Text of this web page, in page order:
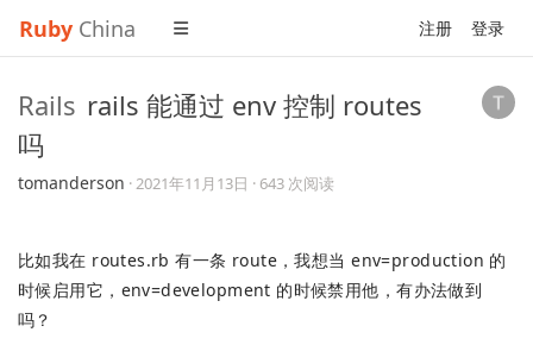
Ruby China 注册 登录
Rails rails 能通过 env 控制 routes
吗
tomanderson ·2021年11月13日 · 643 次阅读
比如我在 routes.rb 有一条 route，我想当 env=production 的
时候启用它，env=development 的时候禁用他，有办法做到
吗？